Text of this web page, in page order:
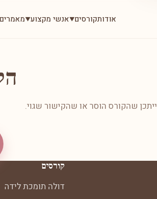
אודותקורסים▼אנשי מקצוע▼מאמרים
ייתכן שהקורס הוסר או שהקישור שגוי.
קורסים
דולה תומכת לידה